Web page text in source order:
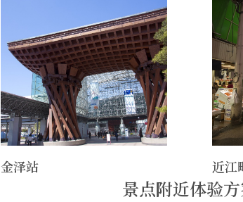
金泽站 近江
景点附近体验